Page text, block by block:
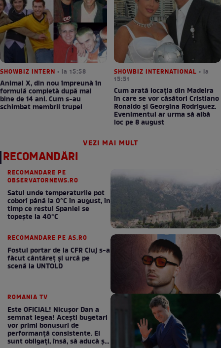
SHOWBIZ INTERN • la 15:58
Animal X, din nou împreună în
formulă completă după mai
bine de 14 ani. Cum s-au
schimbat membrii trupei
SHOWBIZ INTERNATIONAL • la
15:51
Cum arată locația din Madeira
în care se vor căsători Cristiano
Ronaldo și Georgina Rodriguez.
Evenimentul ar urma să aibă
loc pe 8 august
VEZI MAI MULT
RECOMANDĂRI
RECOMANDARE PE
OBSERVATORNEWS.RO
Satul unde temperaturile pot
coborî până la 0°C în august, în
timp ce restul Spaniei se
topește la 40°C
RECOMANDARE PE AS.RO
Fostul portar de la CFR Cluj s-a
făcut cântăreţ şi urcă pe
scenă la UNTOLD
ROMANIA TV
Este OFICIAL! Nicușor Dan a
semnat legea! Acești bugetari
vor primi bonusuri de
performanță consistente. Ei
sunt obligați, însă, să aducă și